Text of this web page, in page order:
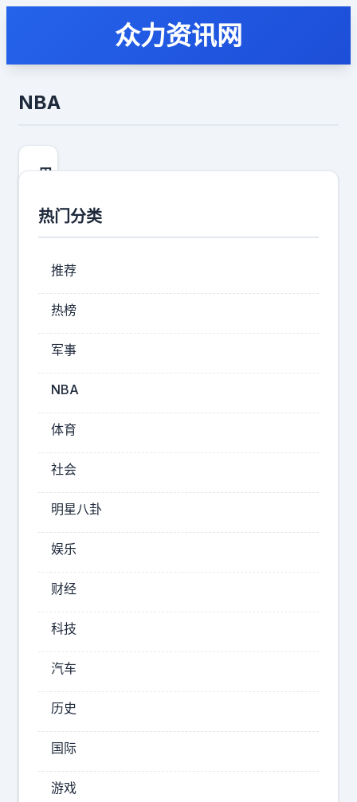
众力资讯网
NBA
眉
子
怪
这
天
旧
孝
子
天
天
湖
人
不
离
嘴
，
要
不
是
孝
热门分类
推荐
热榜
军事
NBA
体育
社会
明星八卦
娱乐
财经
科技
汽车
历史
国际
游戏